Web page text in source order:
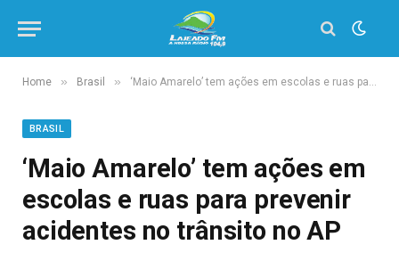
Home » Brasil » ‘Maio Amarelo’ tem ações em escolas e ruas para prevenir acidentes no trânsito no AP
BRASIL
‘Maio Amarelo’ tem ações em
escolas e ruas para prevenir
acidentes no trânsito no AP